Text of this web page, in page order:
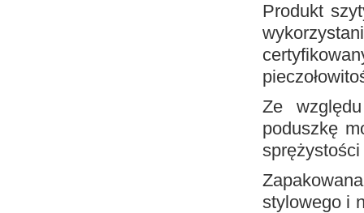
Produkt
Ze
poduszkę
sprężystości
stylowego i